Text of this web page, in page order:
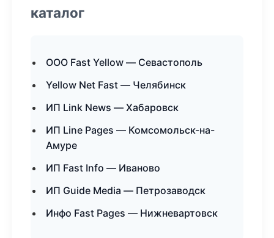
каталог
ООО Fast Yellow — Севастополь
Yellow Net Fast — Челябинск
ИП Link News — Хабаровск
ИП Line Pages — Комсомольск-на-
Амуре
ИП Fast Info — Иваново
ИП Guide Media — Петрозаводск
Инфо Fast Pages — Нижневартовск